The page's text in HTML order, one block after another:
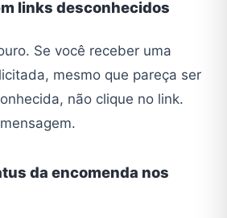
links desconhecidos
Se você receber uma
mesmo que pareça ser
não clique no link.
da encomenda nos